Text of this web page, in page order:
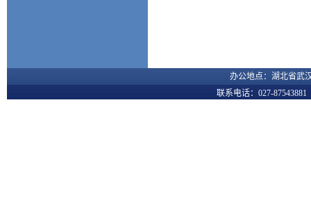
办公地点：湖北省
联系电话：027-